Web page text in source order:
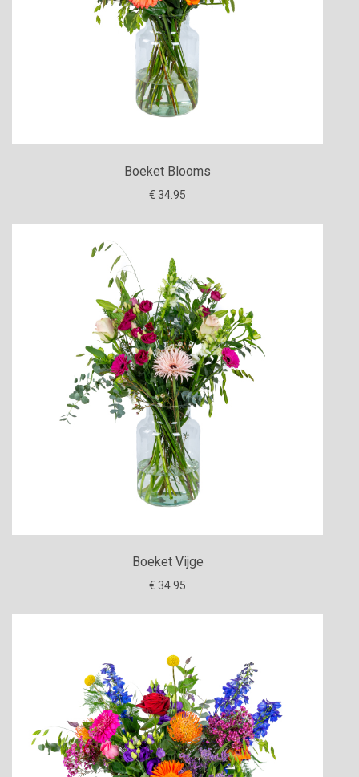
Boeket Blooms
€ 34.95
Boeket Vijge
€ 34.95